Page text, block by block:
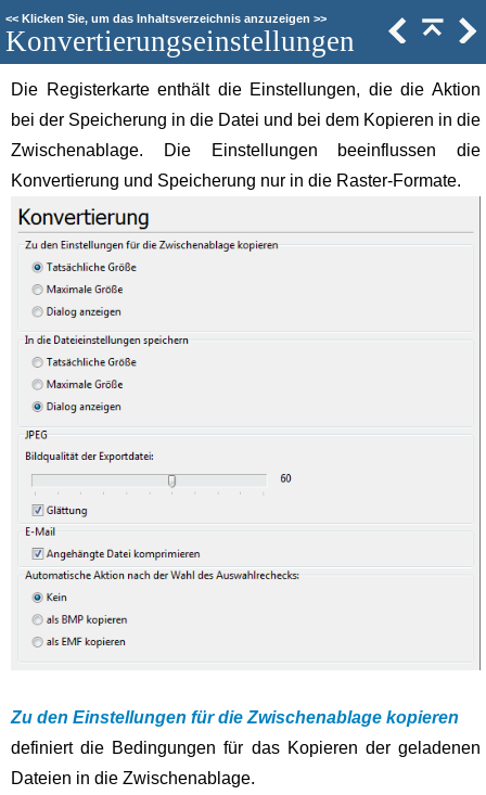
<< Klicken Sie, um das Inhaltsverzeichnis anzuzeigen >>
Konvertierungseinstellungen
Die Registerkarte enthält die Einstellungen, die die Aktion
bei der Speicherung in die Datei und bei dem Kopieren in die
Zwischenablage. Die Einstellungen beeinflussen die
Konvertierung und Speicherung nur in die Raster-Formate.
Zu den Einstellungen für die Zwischenablage kopieren
definiert die Bedingungen für das Kopieren der geladenen
Dateien in die Zwischenablage.